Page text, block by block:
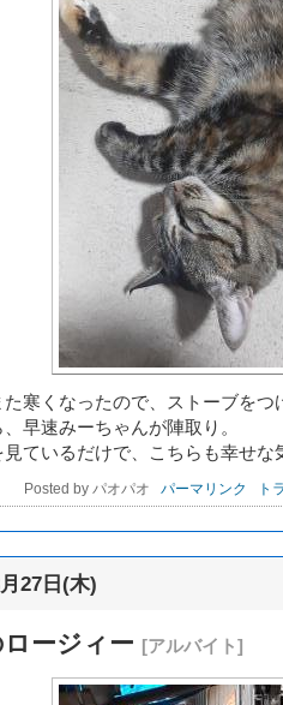
寒くなったので、ストーブをつ
早速みーちゃんが陣取り。
ているだけで、こちらも幸せな
Posted by パオパオ パーマリンク ト
27日(木)
ージィー [アルバイト]